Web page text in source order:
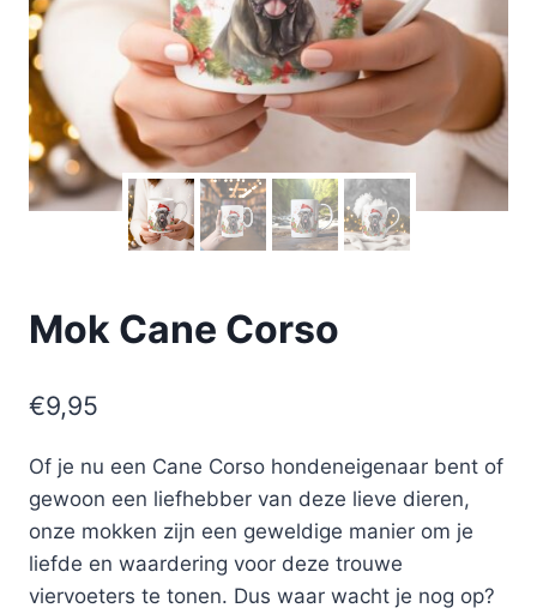
Mok Cane Corso
€9,95
Of je nu een Cane Corso hondeneigenaar bent of
gewoon een liefhebber van deze lieve dieren,
onze mokken zijn een geweldige manier om je
liefde en waardering voor deze trouwe
viervoeters te tonen. Dus waar wacht je nog op?